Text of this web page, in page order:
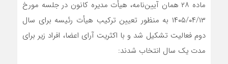
ماده ۲۸ همان آیین‌نامه، هیأت مدیره کانون در جلسه مورخ
۱۴۰۵/۰۴/۱۳ به منظور تعیین ترکیب هیأت ‌رئیسه برای سال
دوم فعالیت تشکیل شد و با اکثریت آرای اعضا، افراد زیر برای
مدت یک سال انتخاب شدند: